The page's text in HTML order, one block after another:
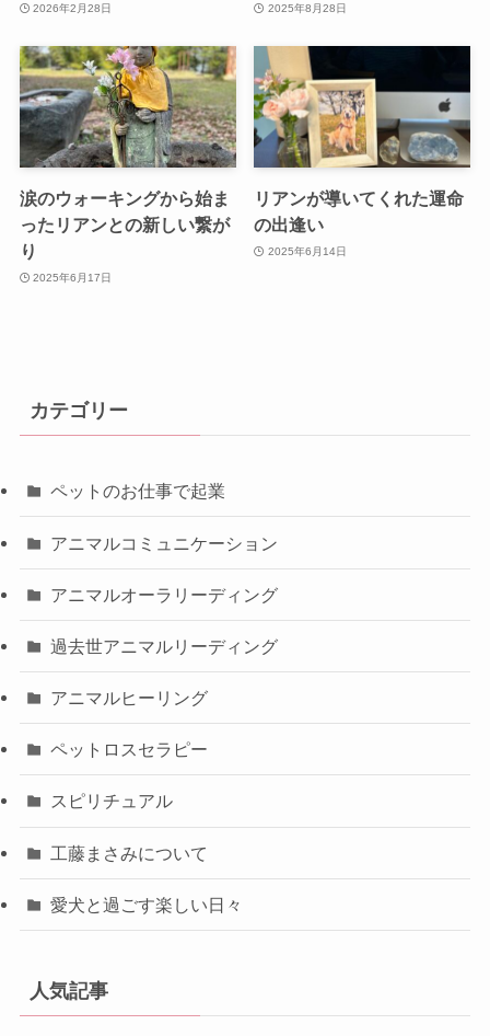
2026年2月28日 2025年8月28日
涙のウォーキングから始ま
ったリアンとの新しい繋が
り
2025年6月17日
リアンが導いてくれた運命
の出逢い
2025年6月14日
カテゴリー
ペットのお仕事で起業
アニマルコミュニケーション
アニマルオーラリーディング
過去世アニマルリーディング
アニマルヒーリング
ペットロスセラピー
スピリチュアル
工藤まさみについて
愛犬と過ごす楽しい日々
人気記事